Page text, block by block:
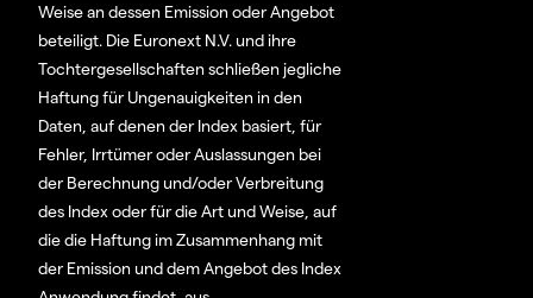
Weise an dessen Emission oder Angebot
beteiligt. Die Euronext N.V. und ihre
Tochtergesellschaften schließen jegliche
Haftung für Ungenauigkeiten in den
Daten, auf denen der Index basiert, für
Fehler, Irrtümer oder Auslassungen bei
der Berechnung und/oder Verbreitung
des Index oder für die Art und Weise, auf
die die Haftung im Zusammenhang mit
der Emission und dem Angebot des Index